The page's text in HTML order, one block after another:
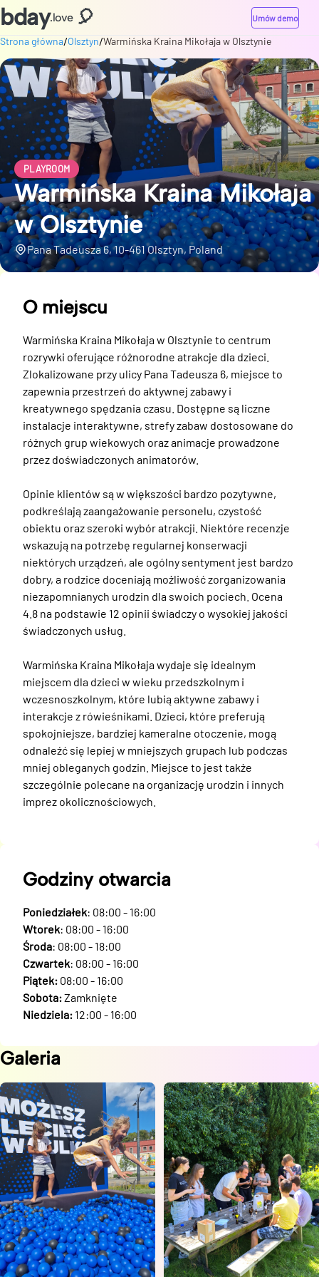
bday.love 🎈 Umów demo
Strona główna/Olsztyn/Warmińska Kraina Mikołaja w Olsztynie
PLAYROOM
Warmińska Kraina Mikołaja
w Olsztynie
Pana Tadeusza 6, 10-461 Olsztyn, Poland
O miejscu
Warmińska Kraina Mikołaja w Olsztynie to centrum
rozrywki oferujące różnorodne atrakcje dla dzieci.
Zlokalizowane przy ulicy Pana Tadeusza 6, miejsce to
zapewnia przestrzeń do aktywnej zabawy i
kreatywnego spędzania czasu. Dostępne są liczne
instalacje interaktywne, strefy zabaw dostosowane do
różnych grup wiekowych oraz animacje prowadzone
przez doświadczonych animatorów.
Opinie klientów są w większości bardzo pozytywne,
podkreślają zaangażowanie personelu, czystość
obiektu oraz szeroki wybór atrakcji. Niektóre recenzje
wskazują na potrzebę regularnej konserwacji
niektórych urządzeń, ale ogólny sentyment jest bardzo
dobry, a rodzice doceniają możliwość zorganizowania
niezapomnianych urodzin dla swoich pociech. Ocena
4.8 na podstawie 12 opinii świadczy o wysokiej jakości
świadczonych usług.
Warmińska Kraina Mikołaja wydaje się idealnym
miejscem dla dzieci w wieku przedszkolnym i
wczesnoszkolnym, które lubią aktywne zabawy i
interakcje z rówieśnikami. Dzieci, które preferują
spokojniejsze, bardziej kameralne otoczenie, mogą
odnaleźć się lepiej w mniejszych grupach lub podczas
mniej obleganych godzin. Miejsce to jest także
szczególnie polecane na organizację urodzin i innych
imprez okolicznościowych.
Godziny otwarcia
Poniedziałek: 08:00 - 16:00
Wtorek: 08:00 - 16:00
Środa: 08:00 - 18:00
Czwartek: 08:00 - 16:00
Piątek: 08:00 - 16:00
Sobota:Zamknięte
Niedziela: 12:00 - 16:00
Galeria